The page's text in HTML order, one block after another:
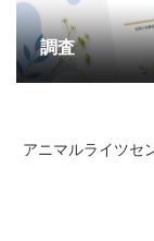
調査
アニマルライツセ